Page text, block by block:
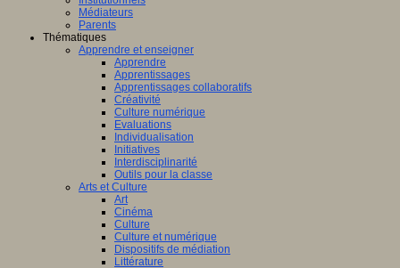
Médiateurs
Parents
Thématiques
Apprendre et enseigner
Apprendre
Apprentissages
Apprentissages collaboratifs
Créativité
Culture numérique
Evaluations
Individualisation
Initiatives
Interdisciplinarité
Outils pour la classe
Arts et Culture
Art
Cinéma
Culture
Culture et numérique
Dispositifs de médiation
Littérature